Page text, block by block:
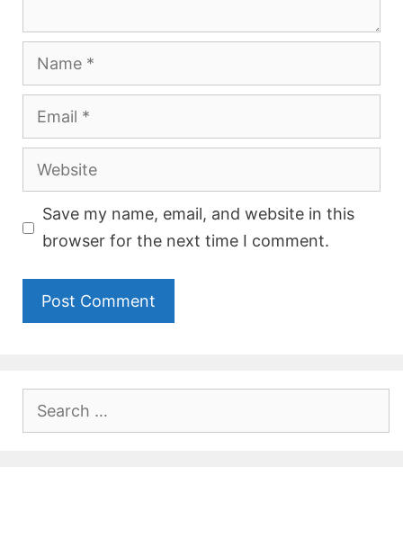
Name
Email
Website
Save my name, email, and website in this
browser for the next time I comment.
Search
for: